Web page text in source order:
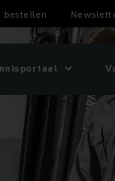
bestellen